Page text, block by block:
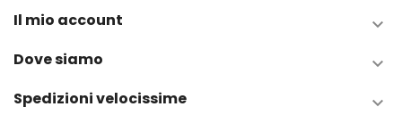
Il mio account 
Dove siamo 
Spedizioni velocissime 